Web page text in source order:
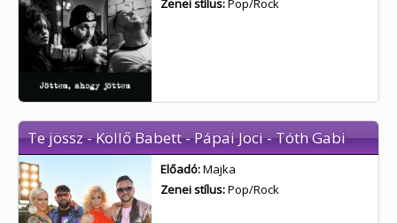
Zenei stílus:Pop/Rock
Te jössz - Köllő Babett - Pápai Joci - Tóth Gabi
Előadó:Majka
Zenei stílus:Pop/Rock